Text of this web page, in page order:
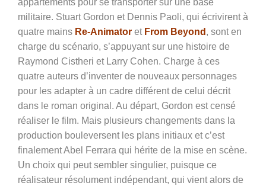
appartements pour se transporter sur une base
militaire. Stuart Gordon et Dennis Paoli, qui écrivirent à
quatre mains Re-Animator et From Beyond , sont en
charge du scénario, s’appuyant sur une histoire de
Raymond Cistheri et Larry Cohen. Charge à ces
quatre auteurs d’inventer de nouveaux personnages
pour les adapter à un cadre différent de celui décrit
dans le roman original. Au départ, Gordon est censé
réaliser le film. Mais plusieurs changements dans la
production bouleversent les plans initiaux et c’est
finalement Abel Ferrara qui hérite de la mise en scène.
Un choix qui peut sembler singulier, puisque ce
réalisateur résolument indépendant, qui vient alors de